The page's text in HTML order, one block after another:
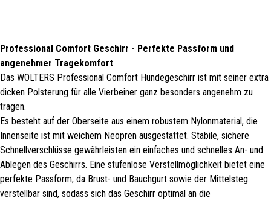
Professional Comfort Geschirr - Perfekte Passform und
angenehmer Tragekomfort
Das WOLTERS Professional Comfort Hundegeschirr ist mit seiner extra
dicken Polsterung für alle Vierbeiner ganz besonders angenehm zu
tragen.
Es besteht auf der Oberseite aus einem robustem Nylonmaterial, die
Innenseite ist mit weichem Neopren ausgestattet. Stabile, sichere
Schnellverschlüsse gewährleisten ein einfaches und schnelles An- und
Ablegen des Geschirrs. Eine stufenlose Verstellmöglichkeit bietet eine
perfekte Passform, da Brust- und Bauchgurt sowie der Mittelsteg
verstellbar sind, sodass sich das Geschirr optimal an die